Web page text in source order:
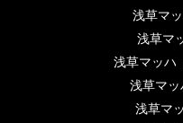
浅草マ
浅草マ
浅草マッハ
浅草マッ
浅草マ